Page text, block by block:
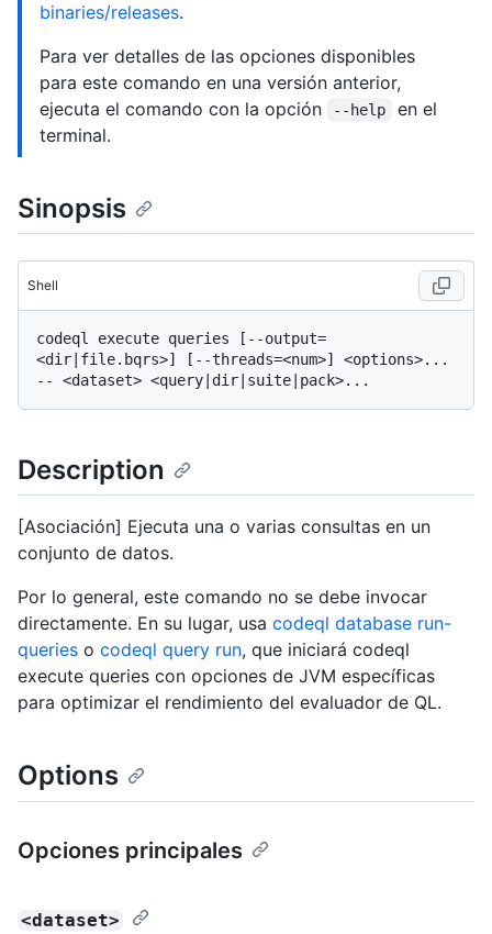
binaries/releases.
Para ver detalles de las opciones disponibles
para este comando en una versión anterior,
ejecuta el comando con la opción
--help
en el
terminal.
Sinopsis
Shell
codeql execute queries [--output=
<dir|file.bqrs>] [--threads=<num>] <options>...
Description
[Asociación] Ejecuta una o varias consultas en un
conjunto de datos.
Por lo general, este comando no se debe invocar
directamente. En su lugar, usa codeql database run-
queries o codeql query run, que iniciará codeql
execute queries con opciones de JVM específicas
para optimizar el rendimiento del evaluador de QL.
Options
Opciones principales
<dataset>